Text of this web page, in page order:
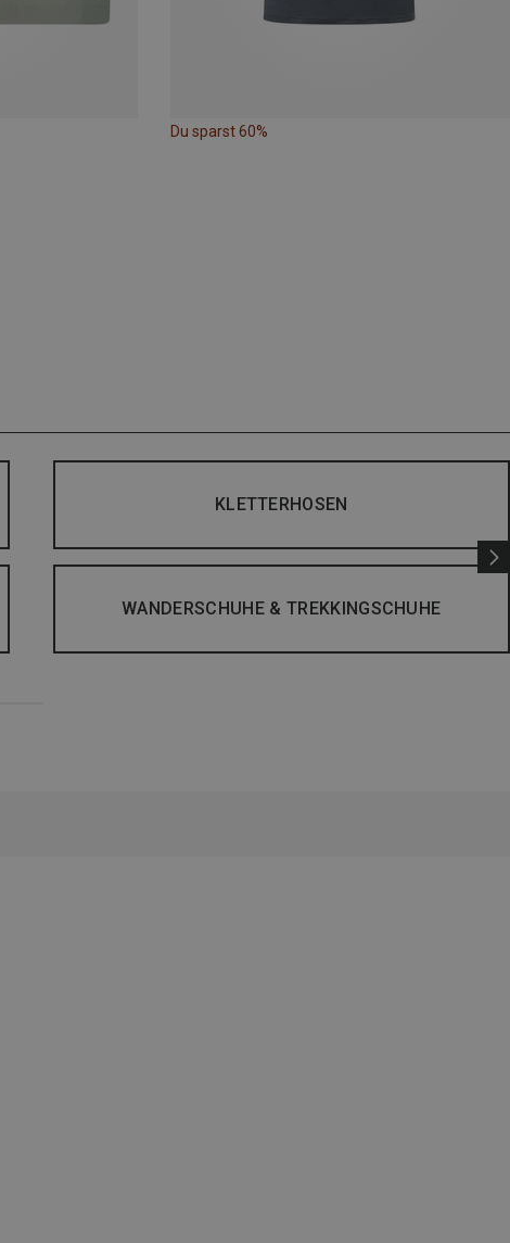
Du sparst 60%
KLETTERHOSEN
WANDERSCHUHE & TREKKINGSCHUHE